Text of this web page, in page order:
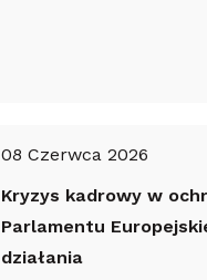
08 Czerwca 2026
Kryzys kadrowy w
Parlamentu
działania